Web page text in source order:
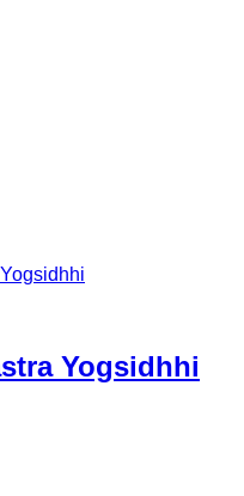
Yogsidhhi